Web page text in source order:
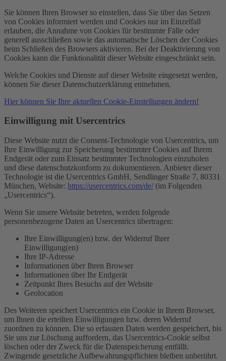
Sie können Ihren Browser so einstellen, dass Sie über das Setzen
von Cookies informiert werden und Cookies nur im Einzelfall
erlauben, die Annahme von Cookies für bestimmte Fälle oder
generell ausschließen sowie das automatische Löschen der Cookies
beim Schließen des Browsers aktivieren. Bei der Deaktivierung von
Cookies kann die Funktionalität dieser Website eingeschränkt sein.
Welche Cookies und Dienste auf dieser Website eingesetzt werden,
können Sie dieser Datenschutzerklärung entnehmen.
Hier können Sie Ihre aktuellen Cookie-Einstellungen ändern!
Einwilligung mit Usercentrics
Diese Website nutzt die Consent-Technologie von Usercentrics, um
Ihre Einwilligung zur Speicherung bestimmter Cookies auf Ihrem
Endgerät oder zum Einsatz bestimmter Technologien einzuholen
und diese datenschutzkonform zu dokumentieren. Anbieter dieser
Technologie ist die Usercentrics GmbH, Sendlinger Straße 7, 80331
München, Website: https://usercentrics.com/de/ (im Folgenden
„Usercentrics“).
Wenn Sie unsere Website betreten, werden folgende
personenbezogene Daten an Usercentrics übertragen:
Ihre Einwilligung(en) bzw. der Widerruf Ihrer
Einwilligung(en)
Ihre IP-Adresse
Informationen über Ihren Browser
Informationen über Ihr Endgerät
Zeitpunkt Ihres Besuchs auf der Website
Geolocation
Des Weiteren speichert Usercentrics ein Cookie in Ihrem Browser,
um Ihnen die erteilten Einwilligungen bzw. deren Widerruf
zuordnen zu können. Die so erfassten Daten werden gespeichert, bis
Sie uns zur Löschung auffordern, das Usercentrics-Cookie selbst
löschen oder der Zweck für die Datenspeicherung entfällt.
Zwingende gesetzliche Aufbewahrungspflichten bleiben unberührt.